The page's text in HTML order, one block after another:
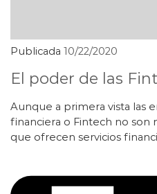
Publicada 10/22/2020
El poder de las
Aunque a primera vista las
financiera o Fintech no
que ofrecen servicios